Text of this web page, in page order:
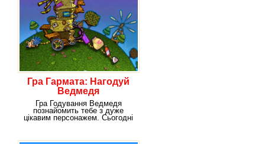
Гра Гармата: Нагодуй
Ведмедя
Гра Годування Ведмедя
познайомить тебе з дуже
цікавим персонажем. Сьогодні